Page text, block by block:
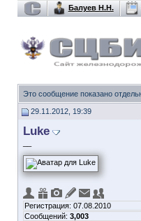
Балуев Н.Н.
Это сообщение показано
29.11.2012, 19:39
Luke
Регистрация: 07.08.2010
Сообщений: 3,003